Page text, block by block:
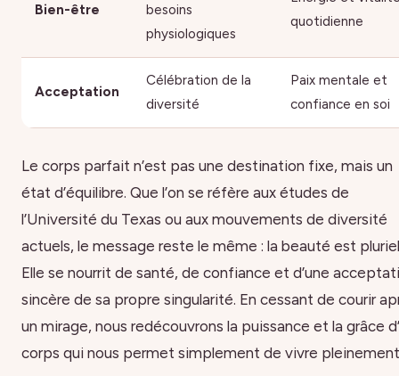
Bien-être
besoins
physiologiques
quotidienne
Acceptation
Célébration de la
diversité
Paix mentale et
confiance en soi
Le corps parfait n’est pas une destination fixe, mais un
état d’équilibre. Que l’on se réfère aux études de
l’Université du Texas ou aux mouvements de diversité
actuels, le message reste le même : la beauté est
Elle se nourrit de santé, de confiance et d’une
sincère de sa propre singularité. En cessant de courir
un mirage, nous redécouvrons la puissance et la grâce
corps qui nous permet simplement de vivre